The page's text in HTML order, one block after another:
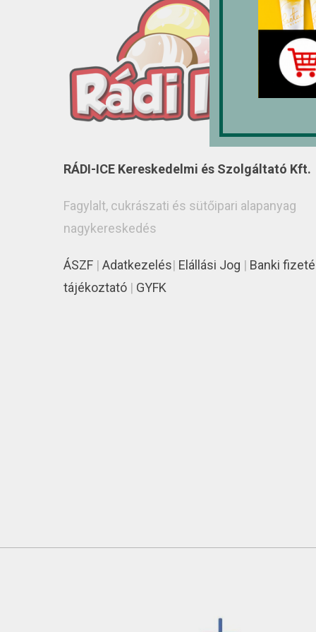
RÁDI-ICE Kereskedelmi és Szolgáltató Kft.
Fagylalt, cukrászati és sütőipari alapanyag
nagykereskedés
ÁSZF | Adatkezelés| Elállási Jog | Banki
tájékoztató | GYFK